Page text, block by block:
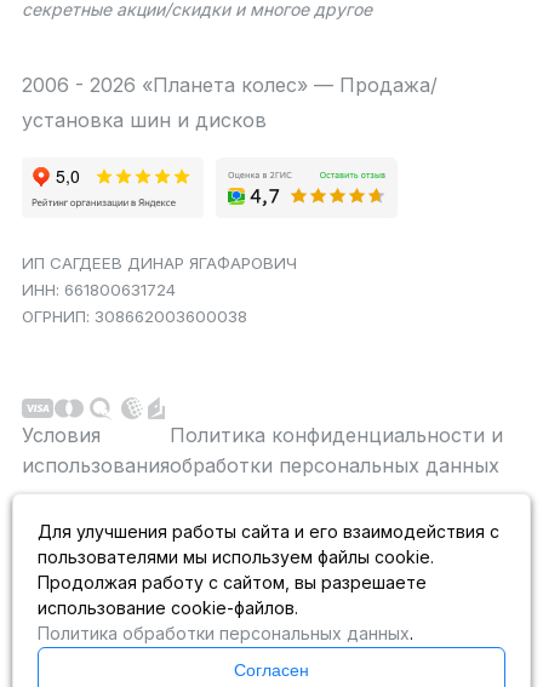
секретные акции/скидки и многое другое
2006 - 2026 «Планета колес» — Продажа/
установка шин и дисков
ИП САГДЕЕВ ДИНАР ЯГАФАРОВИЧ
ИНН: 661800631724
ОГРНИП: 308662003600038
Условия
использования
Политика конфиденциальности и
обработки персональных данных
публичной офертой не является. На данном
информационном ресурсе применяются
рекомендательные технологии.
Для улучшения работы сайта и его взаимодействия с
пользователями мы используем файлы cookie.
Продолжая работу с сайтом, вы разрешаете
использование cookie-файлов.
Политика обработки персональных данных.
Согласен